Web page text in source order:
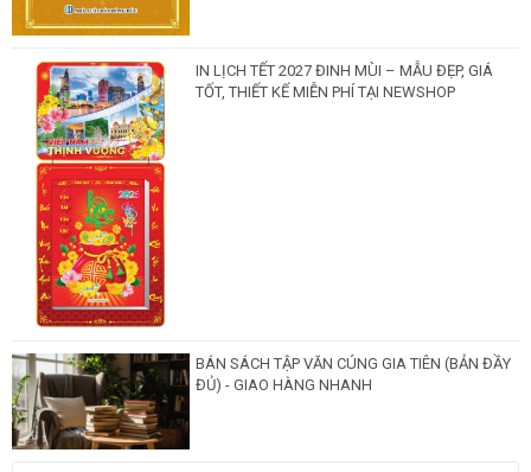
IN LỊCH TẾT 2027 ĐINH MÙI – MẪU ĐẸP, GIÁ
TỐT, THIẾT KẾ MIỄN PHÍ TẠI NEWSHOP
BÁN SÁCH TẬP VĂN CÚNG GIA TIÊN (BẢN ĐẦY
ĐỦ) - GIAO HÀNG NHANH